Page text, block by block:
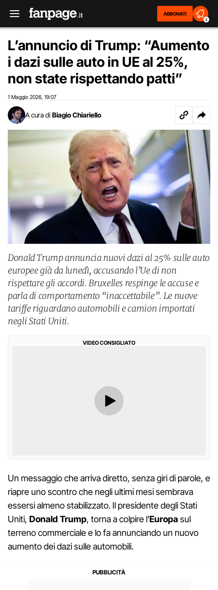
ABBONATI
2
L’annuncio di Trump: “Aumento
i dazi sulle auto in UE al 25%,
non state rispettando patti”
1 Maggio 2026 19:07
A cura di Biagio Chiariello
Donald Trump annuncia nuovi dazi al 25% sulle auto
europee già da lunedì, accusando l’Ue di non
rispettare gli accordi. Bruxelles respinge le accuse e
parla di comportamento “inaccettabile”. Le nuove
tariffe riguardano automobili e camion importati
negli Stati Uniti.
VIDEO CONSIGLIATO
Un messaggio che arriva diretto, senza giri di parole, e
riapre uno scontro che negli ultimi mesi sembrava
essersi almeno stabilizzato. Il presidente degli Stati
Uniti, Donald Trump, torna a colpire l’Europasul
terreno commerciale e lo fa annunciando un nuovo
aumento dei dazi sulle automobili.